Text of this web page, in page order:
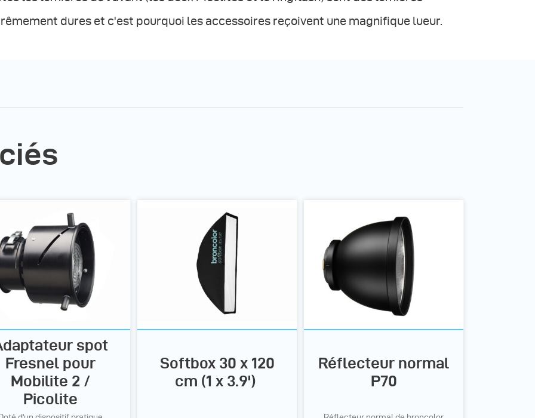
dures et c'est pourquoi les accessoires reçoivent une magnifique lueur.
spot
Fresnel pour
Mobilite 2 /
Picolite
Softbox 30 x 120
cm (1 x 3.9')
Réflecteur normal
P70